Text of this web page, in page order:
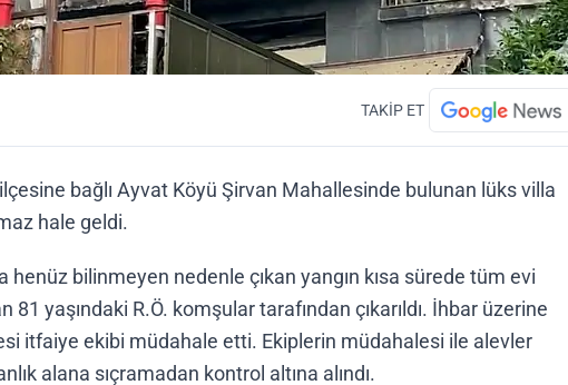
TAKİP ET
bağlı Ayvat Köyü Şirvan Mahallesinde bulunan lüks villa
hale geldi.
henüz bilinmeyen nedenle çıkan yangın kısa sürede tüm evi
81 yaşındaki R.Ö. komşular tarafından çıkarıldı. İhbar üzerine
itfaiye ekibi müdahale etti. Ekiplerin müdahalesi ile alevler
alana sıçramadan kontrol altına alındı.